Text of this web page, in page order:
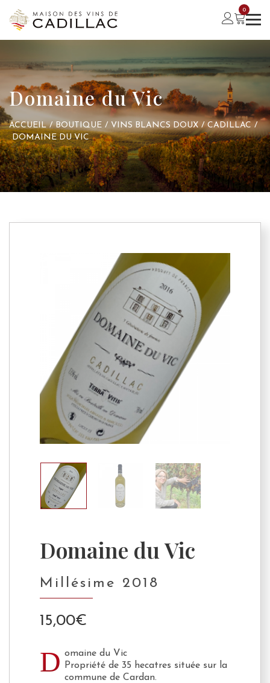
0
Domaine du Vic
ACCUEIL / BOUTIQUE / VINS BLANCS DOUX / CADILLAC /
DOMAINE DU VIC
Domaine du Vic
Millésime 2018
15,00€
D omaine du Vic
Propriété de 35 hecatres située sur la
commune de Cardan.